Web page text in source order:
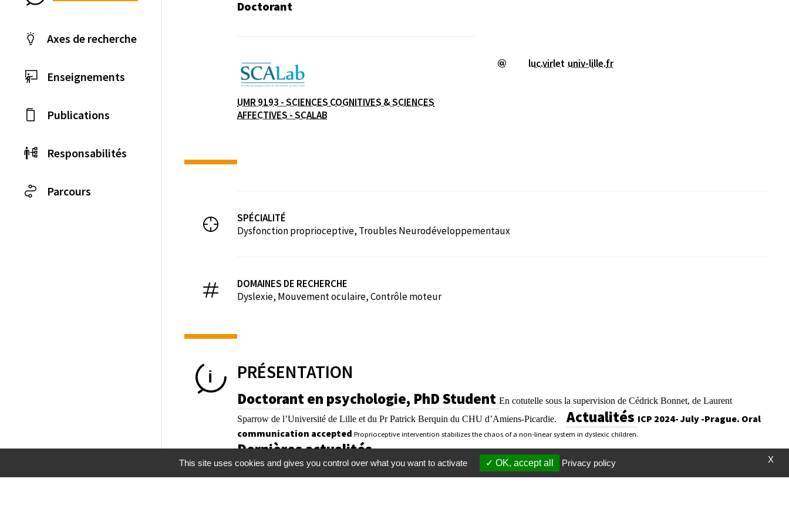
Doctorant
Laboratoire / équipe
UMR 9193 - SCIENCES COGNITIVES & SCIENCES
AFFECTIVES - SCALAB
luc.virlet univ-lille.fr
SPÉCIALITÉ
Dysfonction proprioceptive, Troubles Neurodéveloppementaux
DOMAINES DE RECHERCHE
Dyslexie, Mouvement oculaire, Contrôle moteur
Axes de recherche
Enseignements
Publications
Responsabilités
Parcours
PRÉSENTATION
Doctorant en psychologie, PhD Student En cotutelle sous la supervision de Cédrick Bonnet, de Laurent
Sparrow de l’Université de Lille et du Pr Patrick Berquin du CHU d’Amiens-Picardie.
Actualités ICP 2024- July -Prague. Oral
communication accepted Proprioceptive intervention stabilizes the chaos of a non-linear system in dyslexic children.
Dernières actualités
X
This site uses cookies and gives you control over what you want to activate OK, accept all Privacy policy